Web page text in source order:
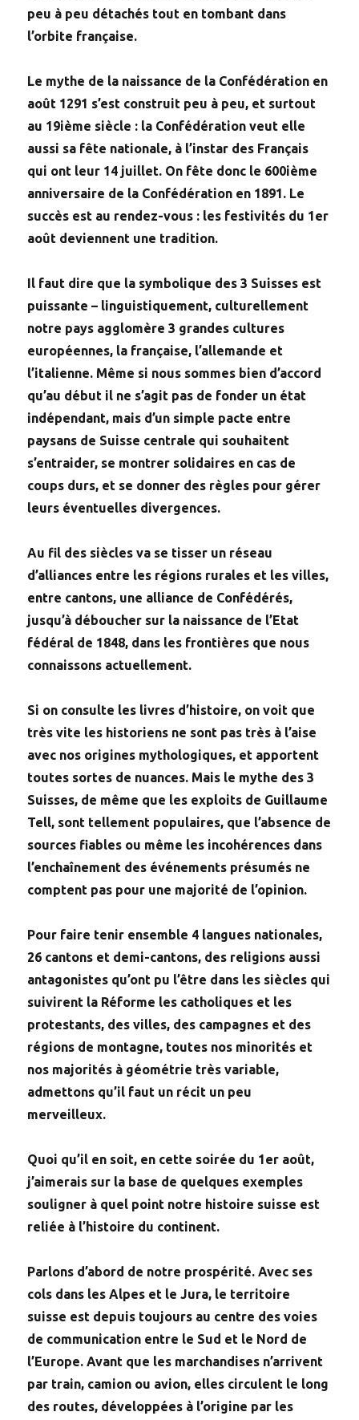
peu à peu détachés tout en tombant dans
l’orbite française.
Le mythe de la naissance de la Confédération en
août 1291 s’est construit peu à peu, et surtout
au 19ième siècle : la Confédération veut elle
aussi sa fête nationale, à l’instar des Français
qui ont leur 14 juillet. On fête donc le 600ième
anniversaire de la Confédération en 1891. Le
succès est au rendez-vous : les festivités du 1er
août deviennent une tradition.
Il faut dire que la symbolique des 3 Suisses est
puissante – linguistiquement, culturellement
notre pays agglomère 3 grandes cultures
européennes, la française, l’allemande et
l’italienne. Même si nous sommes bien d’accord
qu’au début il ne s’agit pas de fonder un état
indépendant, mais d’un simple pacte entre
paysans de Suisse centrale qui souhaitent
s’entraider, se montrer solidaires en cas de
coups durs, et se donner des règles pour gérer
leurs éventuelles divergences.
Au fil des siècles va se tisser un réseau
d’alliances entre les régions rurales et les villes,
entre cantons, une alliance de Confédérés,
jusqu’à déboucher sur la naissance de l’Etat
fédéral de 1848, dans les frontières que nous
connaissons actuellement.
Si on consulte les livres d’histoire, on voit que
très vite les historiens ne sont pas très à l’aise
avec nos origines mythologiques, et apportent
toutes sortes de nuances. Mais le mythe des 3
Suisses, de même que les exploits de Guillaume
Tell, sont tellement populaires, que l’absence de
sources fiables ou même les incohérences dans
l’enchaînement des événements présumés ne
comptent pas pour une majorité de l’opinion.
Pour faire tenir ensemble 4 langues nationales,
26 cantons et demi-cantons, des religions aussi
antagonistes qu’ont pu l’être dans les siècles qui
suivirent la Réforme les catholiques et les
protestants, des villes, des campagnes et des
régions de montagne, toutes nos minorités et
nos majorités à géométrie très variable,
admettons qu’il faut un récit un peu
merveilleux.
Quoi qu’il en soit, en cette soirée du 1er août,
j’aimerais sur la base de quelques exemples
souligner à quel point notre histoire suisse est
reliée à l’histoire du continent.
Parlons d’abord de notre prospérité. Avec ses
cols dans les Alpes et le Jura, le territoire
suisse est depuis toujours au centre des voies
de communication entre le Sud et le Nord de
l’Europe. Avant que les marchandises n’arrivent
par train, camion ou avion, elles circulent le long
des routes, développées à l’origine par les